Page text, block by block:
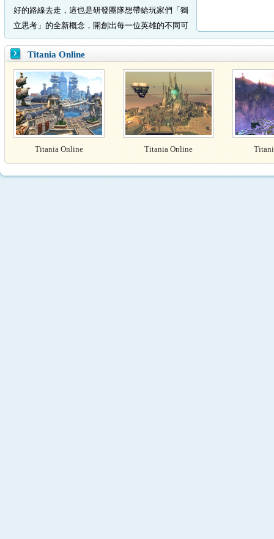
好的路線去走，這也是研發團隊想帶給玩家們「獨
立思考」的全新概念，開創出每一位英雄的不同可
能性。
Titania Online
Titania Online Titania Online